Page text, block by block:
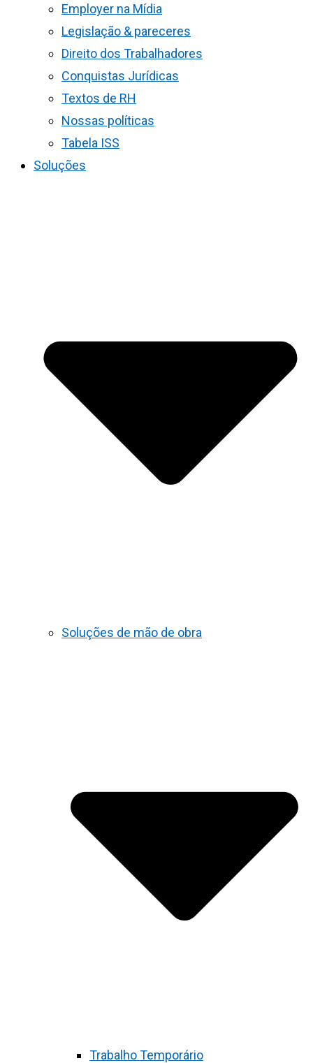
Employer na Mídia
Legislação & pareceres
Direito dos Trabalhadores
Conquistas Jurídicas
Textos de RH
Nossas políticas
Tabela ISS
Soluções
Soluções de mão de obra
Trabalho Temporário